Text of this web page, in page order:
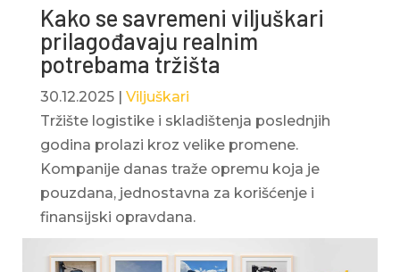
Kako se savremeni viljuškari
prilagođavaju realnim
potrebama tržišta
30.12.2025| Viljuškari
Tržište logistike i skladištenja poslednjih
godina prolazi kroz velike promene.
Kompanije danas traže opremu koja je
pouzdana, jednostavna za korišćenje i
finansijski opravdana.